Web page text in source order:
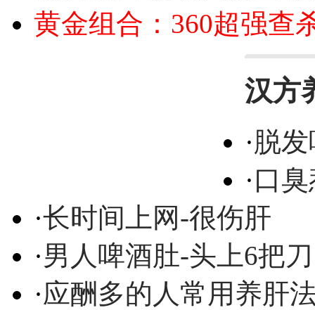
黄金组合：360超强查
汉方
·脱
·口
·长时间上网-很伤肝
·男人啤酒肚-头上6把刀
·应酬多的人常用养肝